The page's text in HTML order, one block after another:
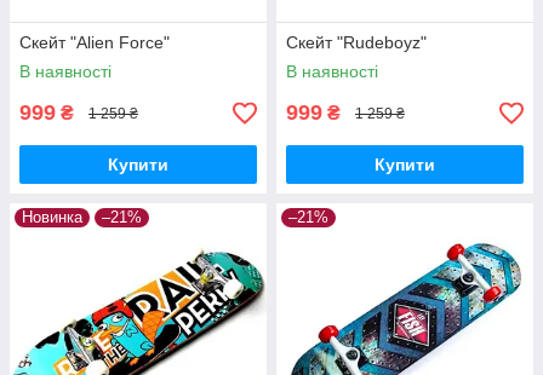
Скейт "Alien Force"
В наявності
999 ₴ 1 259 ₴
Купити
Скейт "Rudeboyz"
В наявності
999 ₴ 1 259 ₴
Купити
Новинка –21% –21%